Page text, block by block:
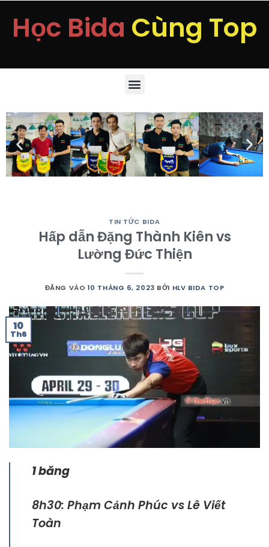
Học Bida Cùng Top
TIN TỨC BIDA
Hấp dẫn Đặng Thành Kiên vs
Lường Đức Thiện
ĐĂNG VÀO 10 THÁNG 6, 2023 BỞI HLV BIDA TOP
10
Th6
1 băng
8h30: Phạm Cảnh Phúc vs Lê Viết
Toàn